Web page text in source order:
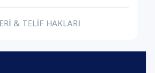
& TELİF HAKLARI